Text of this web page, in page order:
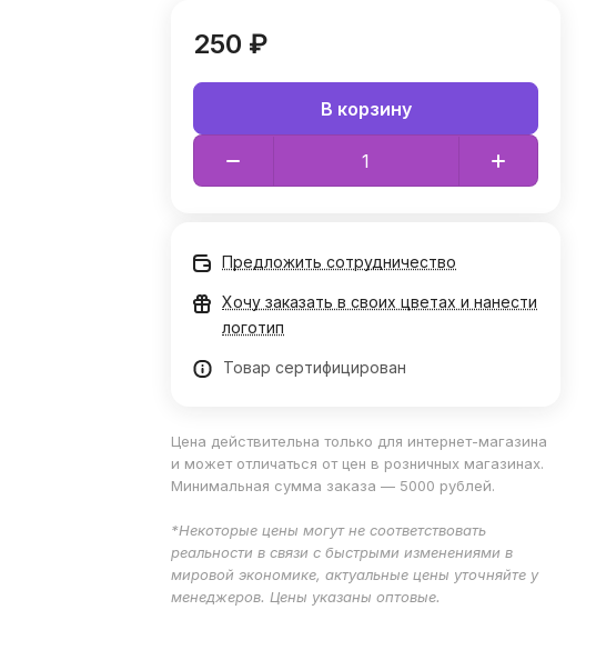
250 ₽
В корзину
Предложить сотрудничество
Хочу заказать в своих цветах и нанести
логотип
Товар сертифицирован
Цена действительна только для интернет-магазина
и может отличаться от цен в розничных магазинах.
Минимальная сумма заказа — 5000 рублей.
*Некоторые цены могут не соответствовать
реальности в связи с быстрыми изменениями в
мировой экономике, актуальные цены уточняйте у
менеджеров. Цены указаны оптовые.